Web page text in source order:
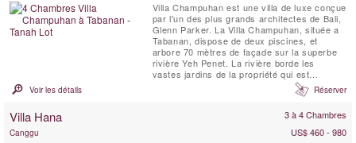
Villa Champuhan est une villa de luxe conçue
par l'un des plus grands architectes de Bali,
Glenn Parker. La Villa Champuhan, située a
Tabanan, dispose de deux piscines, et
arbore 70 mètres de façade sur la superbe
rivière Yeh Penet. La rivière borde les
vastes jardins de la propriété qui est
entourée par la nature et offre de jolies vues.
Voir les détails Réserver
Villa Hana 3 à 4 Chambres
Canggu
US$ 460 - 980